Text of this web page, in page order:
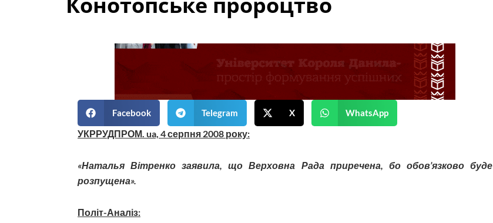
Facebook Telegram X WhatsApp
УКРРУДПРОМ. ua, 4 серпня 2008 року:
«Наталья Вітренко заявила, що Верховна Рада приречена, бо обов’язково буде
розпущена».
Політ-Аналіз: